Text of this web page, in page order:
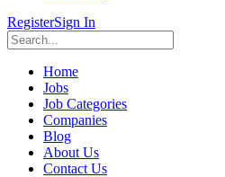
RegisterSign In
Home
Jobs
Job Categories
Companies
Blog
About Us
Contact Us